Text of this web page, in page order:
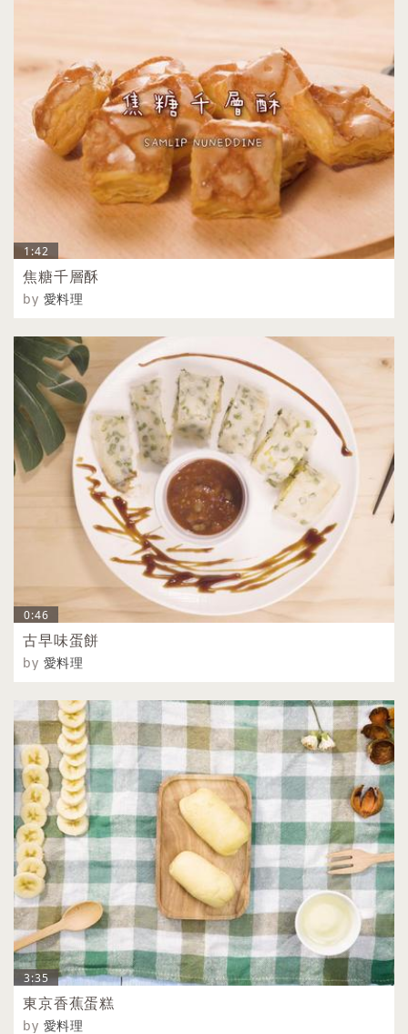
1:42
焦糖千層酥
by 愛料理
0:46
古早味蛋餅
by 愛料理
3:35
東京香蕉蛋糕
by 愛料理